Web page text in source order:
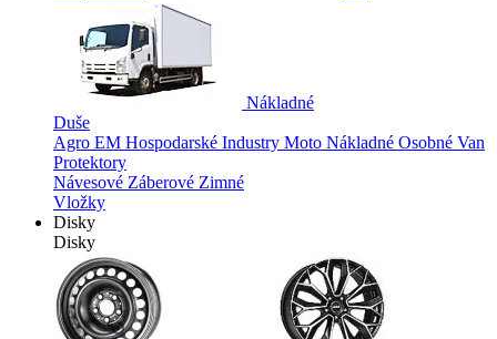
Nákladné
Duše
Agro EM Hospodarské Industry Moto Nákladné Osobné Van
Protektory
Návesové Záberové Zimné
Vložky
Disky
Disky